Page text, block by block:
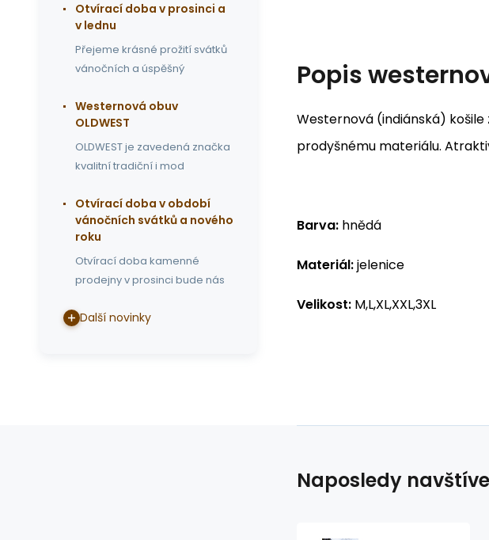
Popis
Westernová (indiánská)
prodyšnému materiálu.
Barva: hnědá
Materiál:jelenice
Velikost: M,L,XL,XXL,3XL
Otvírací doba v prosinci a
v lednu
Přejeme krásné prožití svátků
vánočních a úspěšný
Westernová obuv
OLDWEST
OLDWEST je zavedená značka
kvalitní tradiční i mod
Otvírací doba v období
vánočních svátků a nového
roku
Otvírací doba kamenné
prodejny v prosinci bude nás
Další novinky
Naposledy